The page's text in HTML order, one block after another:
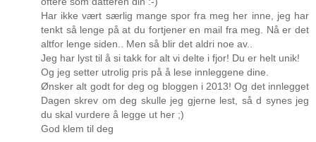
Har ikke vært særlig mange spor fra meg her inne, jeg har
tenkt så lenge på at du fortjener en mail fra meg. Nå er det
altfor lenge siden.. Men så blir det aldri noe av..
Jeg har lyst til å si takk for alt vi delte i fjor! Du er helt unik!
Og jeg setter utrolig pris på å lese innleggene dine.
Ønsker alt godt for deg og bloggen i 2013! Og det innlegget
Dagen skrev om deg skulle jeg gjerne lest, så d synes jeg
du skal vurdere å legge ut her ;)
God klem til deg